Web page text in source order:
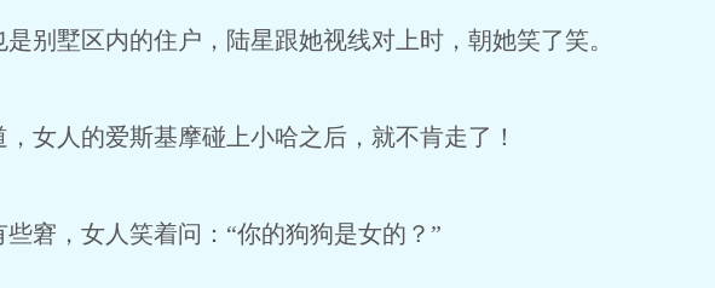
墅区内的住户，陆星跟她视线对上时，朝她笑了笑。
人的爱斯基摩碰上小哈之后，就不肯走了！
，女人笑着问：“你的狗狗是女的？”